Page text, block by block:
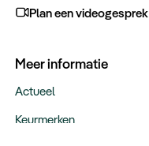
Dubai
Plan een videogesprek
Meer informatie
Actueel
Keurmerken